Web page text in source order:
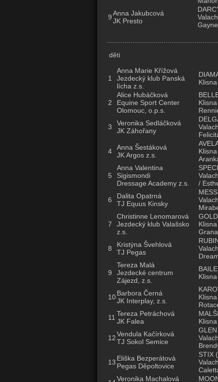
9Anna Jakubcová
JK Presto
děti
1
Anna Marie Křížová
Jezdecký klub Panská
lícha z.s.
2
Alice Hubáčková
Equine Sport Center
Olomouc, o.p.s.
3
Veronika Sedláčková
JK Záhořany
4
Anna Šestáková
JK Argos z.s.
5
Anna Valentina
Sigismondi
Dressage Academy z.s.
/
6
Dalita Opatrná
TJ Equus Kinsky
7
Christinne Lenomarová
Jezdecký klub Valašsko
z.s.
8
Kristýna Švehlová
TJ Pegas
9
Tereza Malá
Jezdecké centrum
Zájezd, z.s.
10Barbora Černá
JK Interplay, z.s.
11 Tereza Petráchová
JK Falea
12Vendula Kačírková
TJ Sokol Semice
13 Eliška Bezperátová
Pegas Děpoltovice
STIX
Veronika Machalová